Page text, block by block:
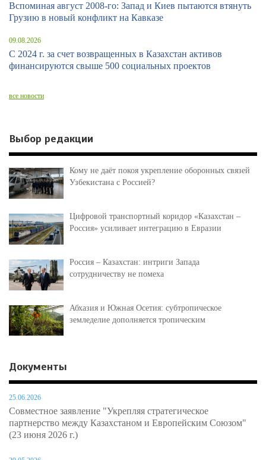
Вспоминая август 2008-го: Запад и Киев пытаются втянуть
Грузию в новый конфликт на Кавказе
09.08.2026
С 2024 г. за счет возвращенных в Казахстан активов
финансируются свыше 500 социальных проектов
все новости
Выбор редакции
Кому не даёт покоя укрепление оборонных связей
Узбекистана с Россией?
Цифровой транспортный коридор «Казахстан –
Россия» усиливает интеграцию в Евразии
Россия – Казахстан: интриги Запада
сотрудничеству не помеха
Абхазия и Южная Осетия: субтропическое
земледелие дополняется тропическим
Документы
25.06.2026
Совместное заявление "Укрепляя стратегическое
партнерство между Казахстаном и Европейским Союзом"
(23 июня 2026 г.)